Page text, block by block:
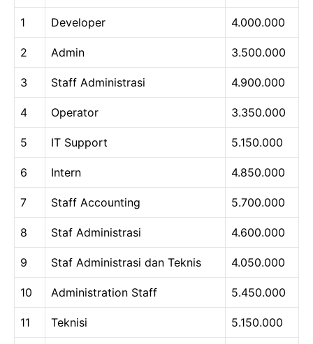
1 Developer 4.000.000
2 Admin 3.500.000
3 Staff Administrasi 4.900.000
4 Operator 3.350.000
5 IT Support 5.150.000
6 Intern 4.850.000
7 Staff Accounting 5.700.000
8 Staf Administrasi 4.600.000
9 Staf Administrasi dan Teknis 4.050.000
10 Administration Staff 5.450.000
11 Teknisi 5.150.000